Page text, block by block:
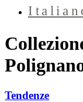
Tendenze